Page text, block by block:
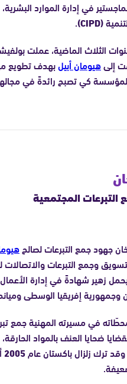
في إدارة الموارد
(CIPD)
.
الثلاث الماضية، عملت
إلىهيومان أبيلبهدف تطويع
كي تصبح رائدةً في
التبرعات المجتمعية
جهود جمع التبرعات لصالح
وجمع التبرعات
زهير شهادةً في إدارة
وجمهورية إفريقيا الوسطى
في مسيرته المهنية جمع
ضحايا العنف بالمواد
ترك زلزال باكستان عام2005